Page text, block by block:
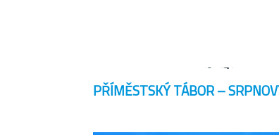
PŘÍMĚSTSKÝ TÁBOR –